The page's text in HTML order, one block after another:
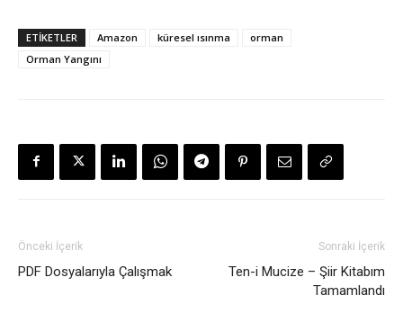
ETİKETLER Amazon küresel ısınma
orman
Orman Yangını
Önceki İçerik
PDF Dosyalarıyla Çalışmak
Sonraki İçerik
Ten-i Mucize – Şiir Kitabım
Tamamlandı